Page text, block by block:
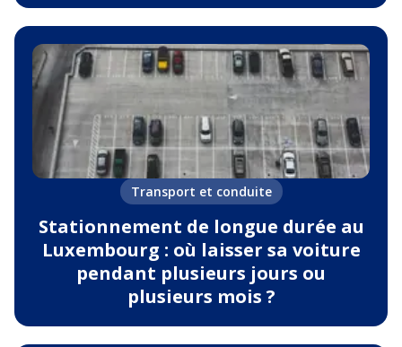
Transport et conduite
Stationnement de longue durée au
Luxembourg : où laisser sa voiture
pendant plusieurs jours ou
plusieurs mois ?